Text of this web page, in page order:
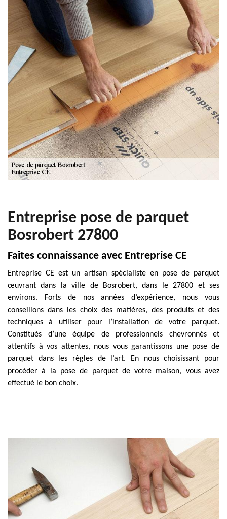
Entreprise pose de parquet
Bosrobert 27800
Faites connaissance avec Entreprise CE
Entreprise CE est un artisan spécialiste en pose de parquet
œuvrant dans la ville de Bosrobert, dans le 27800 et ses
environs. Forts de nos années d’expérience, nous vous
conseillons dans les choix des matières, des produits et des
techniques à utiliser pour l’installation de votre parquet.
Constitués d’une équipe de professionnels chevronnés et
attentifs à vos attentes, nous vous garantissons une pose de
parquet dans les règles de l’art. En nous choisissant pour
procéder à la pose de parquet de votre maison, vous avez
effectué le bon choix.